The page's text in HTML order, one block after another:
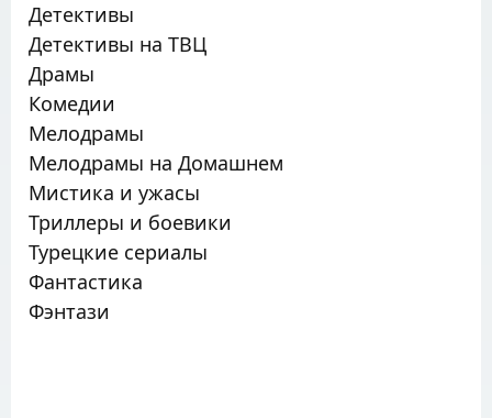
Детективы
Детективы на ТВЦ
Драмы
Комедии
Мелодрамы
Мелодрамы на Домашнем
Мистика и ужасы
Триллеры и боевики
Турецкие сериалы
Фантастика
Фэнтази